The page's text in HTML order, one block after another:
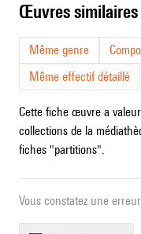
œuvres similaires
Même genre
Même effectif détaillé
Cette fiche œuvre a
collections de la
fiches "partitions".
Vous constatez une